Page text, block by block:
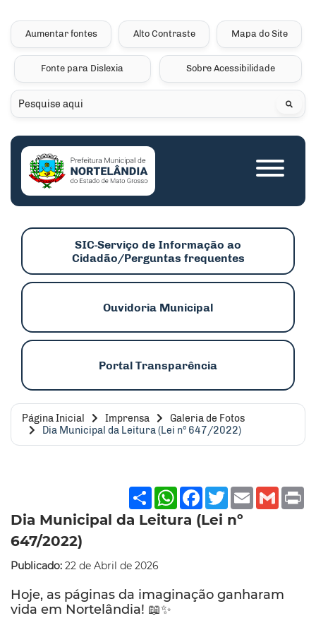
Seção de atalhos e
Ir para o menu [alt+2]
Ir para a busca [alt+3]
Ir para o rodapé [alt+4]
Aumentar fontes Alto Contraste Mapa do Site
Fonte para Dislexia Sobre Acessibilidade
Pesquisar
SIC-Serviço de Informação ao
Cidadão/Perguntas frequentes
Ouvidoria Municipal
Portal Transparência
Seção do menu
Página Inicial Imprensa
Galeria de Fotos
Dia Municipal da Leitura (Lei nº 647/2022)
ShareWhatsApp
Facebook
Twitter
Email
Dia Municipal da Leitura (Lei nº
647/2022)
Publicado: 22 de Abril de 2026
Hoje, as páginas da imaginação ganharam
vida em Nortelândia! 📖✨